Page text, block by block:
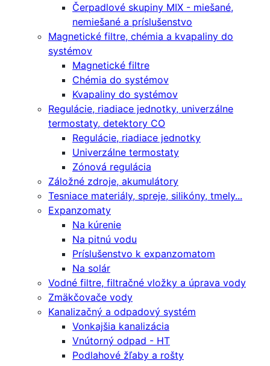
Čerpadlové skupiny MIX - miešané,
nemiešané a príslušenstvo
Magnetické filtre, chémia a kvapaliny do
systémov
Magnetické filtre
Chémia do systémov
Kvapaliny do systémov
Regulácie, riadiace jednotky, univerzálne
termostaty, detektory CO
Regulácie, riadiace jednotky
Univerzálne termostaty
Zónová regulácia
Záložné zdroje, akumulátory
Tesniace materiály, spreje, silikóny, tmely...
Expanzomaty
Na kúrenie
Na pitnú vodu
Príslušenstvo k expanzomatom
Na solár
Vodné filtre, filtračné vložky a úprava vody
Zmäkčovače vody
Kanalizačný a odpadový systém
Vonkajšia kanalizácia
Vnútorný odpad - HT
Podlahové žľaby a rošty